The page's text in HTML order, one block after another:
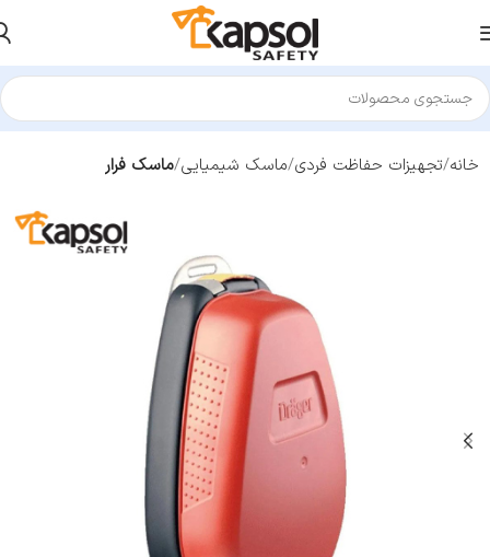
خانه تجهیزات حفاظت فردی ماسک شیمیایی ماسک فرار